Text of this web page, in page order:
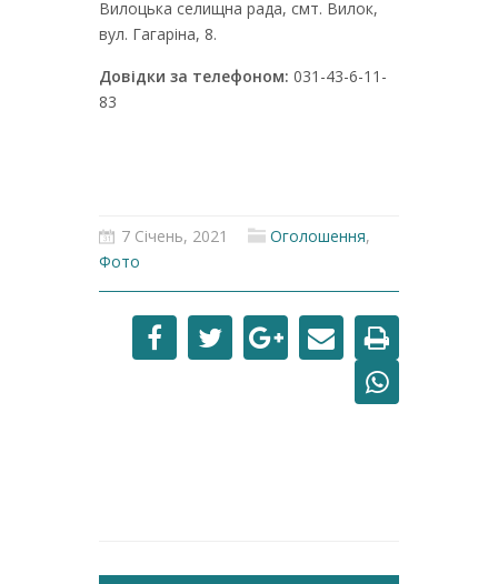
Вилоцька селищна рада, смт. Вилок,
вул. Гагаріна, 8.
Довідки за телефоном: 031-43-6-11-
83
7 Січень, 2021 Оголошення,
Фото